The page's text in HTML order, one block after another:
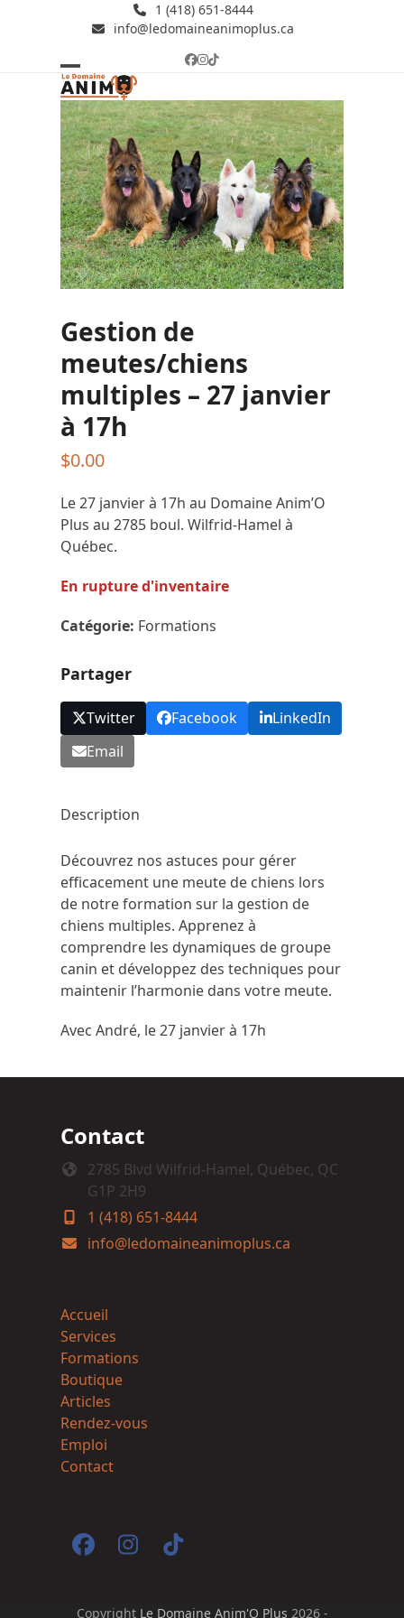
1 (418) 651-8444
info@ledomaineanimoplus.ca
Facebook
Instagram
Tiktok
Open
mobile
menu
Close
mobile
menu
Gestion de
meutes/chiens
multiples – 27 janvier
à 17h
$0.00
Le 27 janvier à 17h au Domaine Anim’O
Plus au 2785 boul. Wilfrid-Hamel à
Québec.
En rupture d'inventaire
Catégorie: Formations
Partager
Twitter Facebook
LinkedIn
Email
Description
Découvrez nos astuces pour gérer
efficacement une meute de chiens lors
de notre formation sur la gestion de
chiens multiples. Apprenez à
comprendre les dynamiques de groupe
canin et développez des techniques pour
maintenir l’harmonie dans votre meute.
Avec André, le 27 janvier à 17h
Contact
2785 Blvd Wilfrid-Hamel, Québec, QC
G1P 2H9
1 (418) 651-8444
info@ledomaineanimoplus.ca
Accueil
Services
Formations
Boutique
Articles
Rendez-vous
Emploi
Contact
Facebook
Instagram
Tiktok
Copyright Le Domaine Anim'O Plus 2026 -